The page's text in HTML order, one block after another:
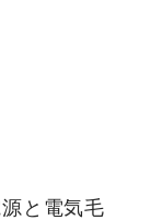
と電気毛